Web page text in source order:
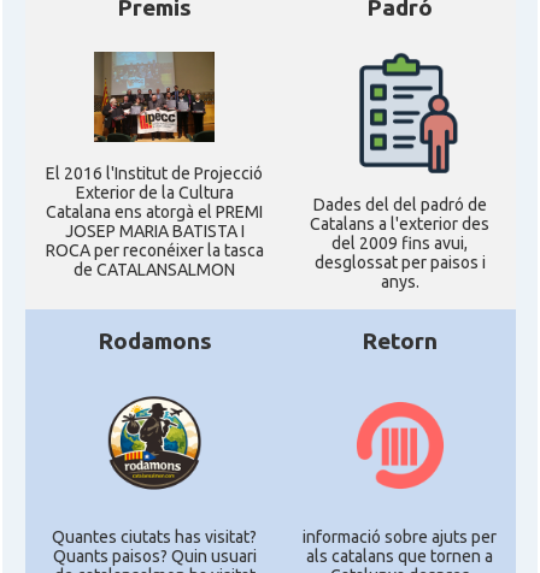
Premis
El 2016 l'Institut de Projecció
Exterior de la Cultura
Catalana ens atorgà el PREMI
JOSEP MARIA BATISTA I
ROCA per reconéixer la tasca
de CATALANSALMON
Padró
Dades del del padró de
Catalans a l'exterior des
del 2009 fins avui,
desglossat per paisos i
anys.
Rodamons
Quantes ciutats has visitat?
Quants paisos? Quin usuari
Retorn
informació sobre ajuts per
als catalans que tornen a